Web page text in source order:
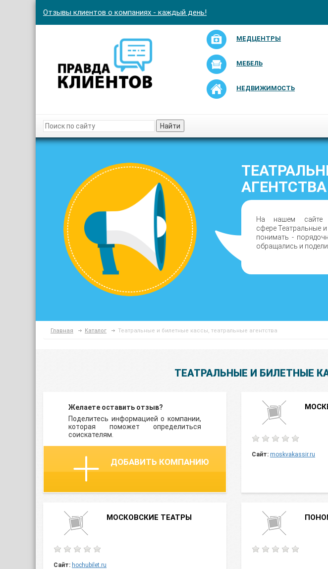
Отзывы клиентов о компаниях - каждый день!
МЕДЦЕНТРЫ
МЕБЕЛЬ
НЕДВИЖИМОСТЬ
Найти
АГЕНТСТВА
На нашем сайте
сфере Театральные
понимать -
обращались и
Главная Каталог Театральные и билетные кассы, театральные агентства
ТЕАТРАЛЬНЫЕ И БИЛЕТНЫЕ
Желаете оставить отзыв?
Поделитесь информацией о компании,
которая поможет определиться
соискателям.
ДОБАВИТЬ КОМПАНИЮ
Сайт: moskvakassir.ru
МОСКОВСКИЕ ТЕАТРЫ
Сайт: hochubilet.ru